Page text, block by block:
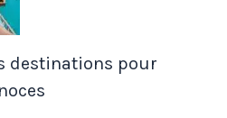
destinations pour